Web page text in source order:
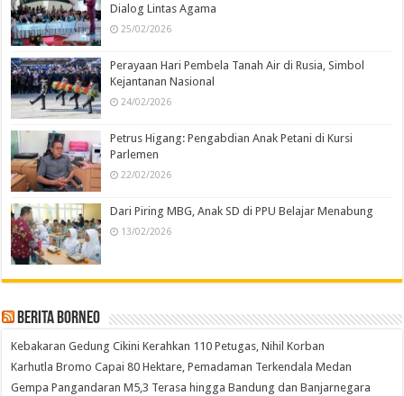
Dialog Lintas Agama
25/02/2026
Perayaan Hari Pembela Tanah Air di Rusia, Simbol
Kejantanan Nasional
24/02/2026
Petrus Higang: Pengabdian Anak Petani di Kursi
Parlemen
22/02/2026
Dari Piring MBG, Anak SD di PPU Belajar Menabung
13/02/2026
Berita Borneo
Kebakaran Gedung Cikini Kerahkan 110 Petugas, Nihil Korban
Karhutla Bromo Capai 80 Hektare, Pemadaman Terkendala Medan
Gempa Pangandaran M5,3 Terasa hingga Bandung dan Banjarnegara